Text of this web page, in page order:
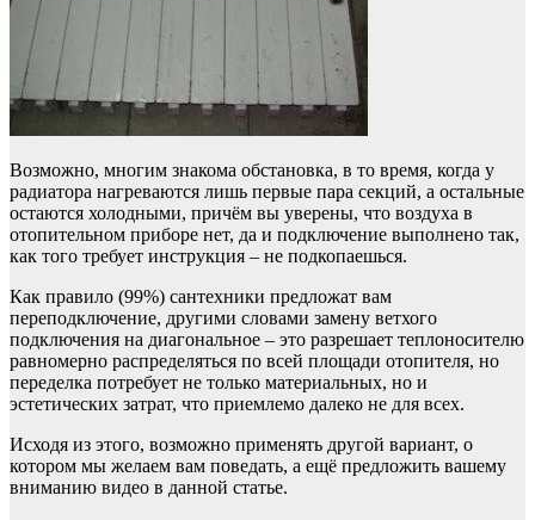
Возможно, многим знакома обстановка, в то время, когда у
радиатора нагреваются лишь первые пара секций, а остальные
остаются холодными, причём вы уверены, что воздуха в
отопительном приборе нет, да и подключение выполнено так,
как того требует инструкция – не подкопаешься.
Как правило (99%) сантехники предложат вам
переподключение, другими словами замену ветхого
подключения на диагональное – это разрешает теплоносителю
равномерно распределяться по всей площади отопителя, но
переделка потребует не только материальных, но и
эстетических затрат, что приемлемо далеко не для всех.
Исходя из этого, возможно применять другой вариант, о
котором мы желаем вам поведать, а ещё предложить вашему
вниманию видео в данной статье.